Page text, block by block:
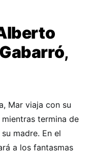
,
Mar viaja con su
termina de
madre. En el
a los fantasmas